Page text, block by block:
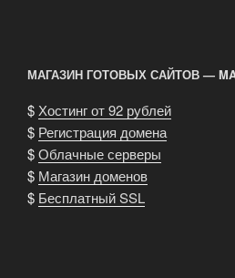
МАГАЗИН ГОТОВЫХ САЙТОВ —
$ Хостинг от 92 рублей
$ Регистрация домена
$Облачные серверы
$ Магазин доменов
$ Бесплатный SSL